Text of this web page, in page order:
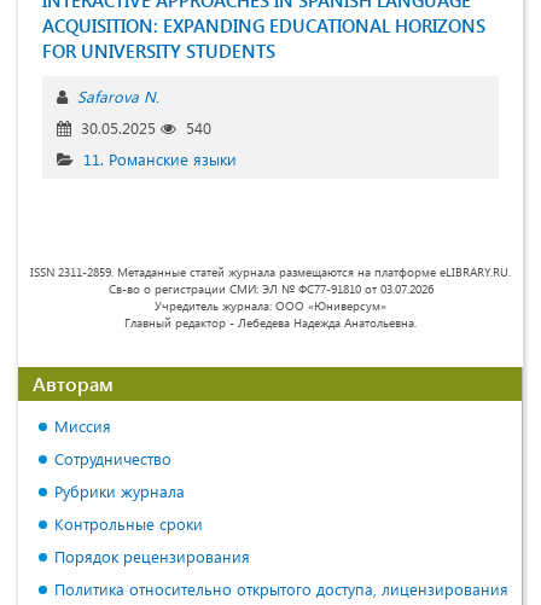
ACQUISITION: EXPANDING EDUCATIONAL HORIZONS
FOR UNIVERSITY STUDENTS
Safarova N.
30.05.2025
540
11. Романские языки
ISSN 2311-2859. Метаданные статей журнала размещаются на платформе eLIBRARY.RU.
Св-во о регистрации СМИ: ЭЛ № ФС77-91810 от 03.07.2026
Учредитель журнала: ООО «Юниверсум»
Главный редактор - Лебедева Надежда Анатольевна.
Авторам
Миссия
Сотрудничество
Рубрики журнала
Контрольные сроки
Порядок рецензирования
Политика относительно открытого доступа, лицензирования